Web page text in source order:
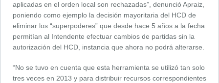
aplicadas en el orden local son rechazadas”, denunció Apraiz,
poniendo como ejemplo la decisión mayoritaria del HCD de
eliminar los “superpoderes” que desde hace 5 años a la fecha
permitían al Intendente efectuar cambios de partidas sin la
autorización del HCD, instancia que ahora no podrá alterarse.
“No se tuvo en cuenta que esta herramienta se utilizó tan solo
tres veces en 2013 y para distribuir recursos correspondientes